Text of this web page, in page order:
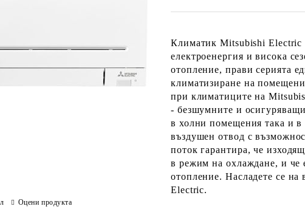
КлиматикMitsubishi Electric
електроенергия и висока
отопление, прави серията
климатизиране на
при климатиците на
- безшумните и
в холни помещения така и
въздушен отвод с
поток гарантира, че
в режим на охлаждане, и че
отопление. Насладете се на
Electric.
Оцени продукта